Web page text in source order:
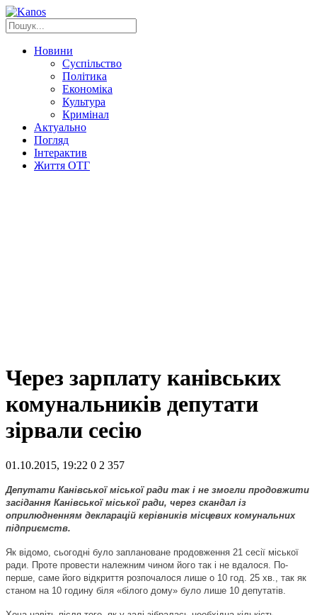
Новини
Суспільство
Політика
Економіка
Культура
Кримінал
Актуально
Погляд
Інтерактив
Життя ОТГ
Через зарплату канівських
комунальників депутати
зірвали сесію
01.10.2015, 19:22 0 2 357
Депутати Канівської міської ради так і не змогли продовжити
засідання Канівської міської ради, через скандал із
оприлюдненням декларацій керівників місцевих комунальних
підприємств.
Як відомо, сьогодні було заплановане продовження 21 сесії міської
ради. Проте провести належним чином його так і не вдалося. По-
перше, саме його відкриття розпочалося лише о 10 год. 25 хв., так як
станом на 10 годину біля «білого дому» було лише 10 депутатів.